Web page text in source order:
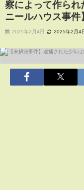
察によって作られ
ニールハウス事件
2025年2月4日 2025年2月4